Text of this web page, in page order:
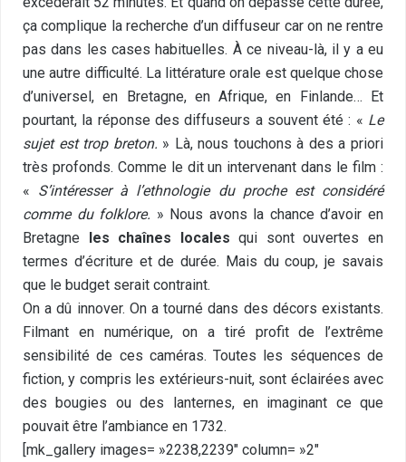
ça complique la recherche d’un diffuseur car on ne rentre
pas dans les cases habituelles. À ce niveau-là, il y a eu
une autre difficulté. La littérature orale est quelque chose
d’universel, en Bretagne, en Afrique, en Finlande… Et
pourtant, la réponse des diffuseurs a souvent été : « Le
sujet est trop breton. » Là, nous touchons à des a priori
très profonds. Comme le dit un intervenant dans le film :
« S’intéresser à l’ethnologie du proche est considéré
comme du folklore. » Nous avons la chance d’avoir en
Bretagne les chaînes locales qui sont ouvertes en
termes d’écriture et de durée. Mais du coup, je savais
que le budget serait contraint.
On a dû innover. On a tourné dans des décors existants.
Filmant en numérique, on a tiré profit de l’extrême
sensibilité de ces caméras. Toutes les séquences de
fiction, y compris les extérieurs-nuit, sont éclairées avec
des bougies ou des lanternes, en imaginant ce que
pouvait être l’ambiance en 1732.
[mk_gallery images= »2238,2239″ column= »2″